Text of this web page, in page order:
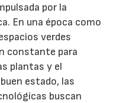
por la
En una época como
verdes
constante para
plantas y el
estado, las
buscan